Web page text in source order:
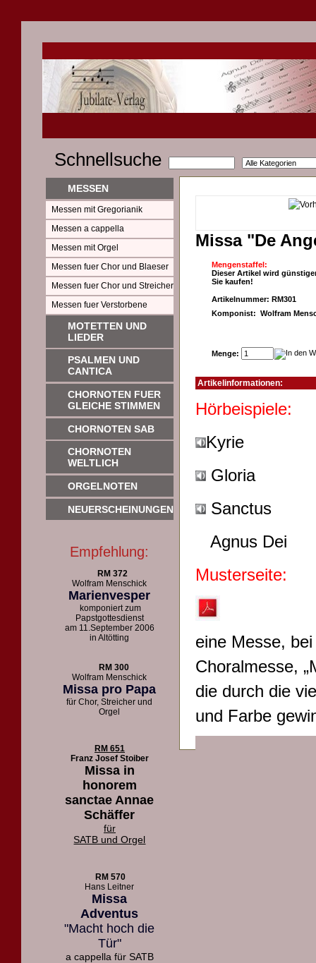
Schnellsuche
MESSEN
Messen mit Gregorianik
Messen a cappella
Messen mit Orgel
Messen fuer Chor und Blaeser
Messen fuer Chor und Streicher
Messen fuer Verstorbene
MOTETTEN UND
LIEDER
PSALMEN UND
CANTICA
CHORNOTEN FUER
GLEICHE STIMMEN
CHORNOTEN SAB
CHORNOTEN
WELTLICH
ORGELNOTEN
NEUERSCHEINUNGEN
Empfehlung:
RM 372
Wolfram Menschick
Marienvesper
komponiert zum
Papstgottesdienst
am 11.September 2006
in Altötting
RM 300
Wolfram Menschick
Missa pro Papa
für Chor, Streicher und
Orgel
RM 651
Franz Josef Stoiber
Missa in
honorem
sanctae Annae
Schäffer
für
SATB und Orgel
RM 570
Hans Leitner
Missa
Adventus
"Macht hoch die
Tür"
a cappella für SATB
Missa "De
Mengenstaffel:
Dieser Artikel wird
Sie kaufen!
Artikelnummer: RM301
Komponist: Wolfram
Menge:
Artikelinformationen:
Kyrie
Gloria
Sanctus
Agnus Dei
Musterseite:
eine Messe,
Choralmesse,
die durch die
und Farbe